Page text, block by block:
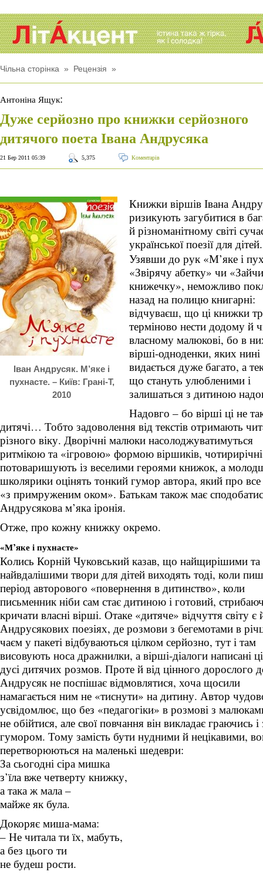
Чільна сторінка » Рецензія »
Антоніна Ящук:
Дуже серйозно про книжки серйозного
дитячого поета Івана Андрусяка
21 Бер 2011 05:39 5,375 Коментарів
Іван Андрусяк. М’яке і
пухнасте. – Київ: Грані-Т,
2010
Книжки віршів Івана
ризикують загубитися в
й різноманітному світі
української поезії для дітей.
Узявши до рук «М’яке і
«Звірячу абетку» чи
книжечку», неможливо
назад на полицю книгарні:
відчуваєш, що ці книжки
терміново нести додому й
власному малюкові, бо в
вірші-одноденки, яких нині
видається дуже багато, а
що стануть улюбленими і
залишаться з дитиною
Надовго – бо вірші ці не
дитячі… Тобто задоволення від текстів отримають
різного віку. Дворічні малюки насолоджуватимуться
ритмікою та «ігровою» формою віршиків, чотирирічні
потоваришують із веселими героями книжок, а
школярики оцінять тонкий гумор автора, який про
«з примруженим оком». Батькам також має
Андрусякова м’яка іронія.
Отже, про кожну книжку окремо.
«М’яке і пухнасте»
Колись Корній Чуковський казав, що найщирішими та
найвдалішими твори для дітей виходять тоді, коли
період авторового «повернення в дитинство», коли
письменник ніби сам стає дитиною і готовий,
кричати власні вірші. Отаке «дитяче» відчуття світу є
Андрусякових поезіях, де розмови з бегемотами в
чаєм у пакеті відбуваються цілком серйозно, тут і там
висовують носа дражнилки, а вірші-діалоги написані
дусі дитячих розмов. Проте й від цінного дорослого
Андрусяк не поспішає відмовлятися, хоча щосили
намагається ним не «тиснути» на дитину. Автор
усвідомлює, що без «педагогіки» в розмові з
не обійтися, але свої повчання він викладає граючись і
гумором. Тому замість бути нудними й нецікавими,
перетворюються на маленькі шедеври:
За сьогодні сіра мишка
з’їла вже четверту книжку,
а така ж мала –
майже як була.
Докоряє миша-мама:
– Не читала ти їх, мабуть,
а без цього ти
не будеш рости.